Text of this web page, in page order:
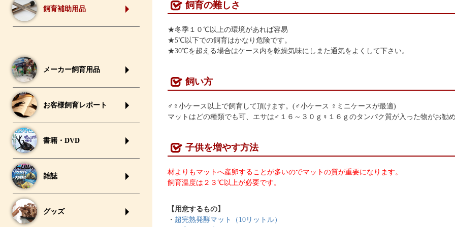
飼育補助用品
メーカー飼育用品
お客様飼育レポート
書籍・DVD
雑誌
グッズ
飼育の難しさ
★冬季１０℃以上の環境があれば容易
★5℃以下での飼育はかなり危険です。
★30℃を超える場合はケース内を乾燥気味にしまた通気をよくして下さい。
飼い方
♂♀小ケース以上で飼育して頂けます。(♂小ケース ♀ミニケースが最適)
マットはどの種類でも可、エサは♂１６～３０ｇ♀１６ｇのタンパク質が入った物がお勧
子供を増やす方法
材よりもマットへ産卵することが多いのでマットの質が重要になります。
飼育温度は２３℃以上が必要です。
【用意するもの】
・ 超完熟発酵マット（10リットル）